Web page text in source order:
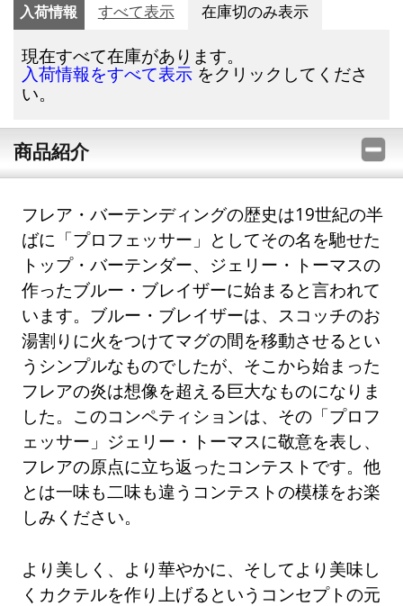
入荷情報 すべて表示 在庫切のみ表示
現在すべて在庫があります。
入荷情報をすべて表示 をクリックしてくださ
い。
商品紹介
フレア・バーテンディングの歴史は19世紀の半
ばに「プロフェッサー」としてその名を馳せた
トップ・バーテンダー、ジェリー・トーマスの
作ったブルー・ブレイザーに始まると言われて
います。ブルー・ブレイザーは、スコッチのお
湯割りに火をつけてマグの間を移動させるとい
うシンプルなものでしたが、そこから始まった
フレアの炎は想像を超える巨大なものになりま
した。このコンペティションは、その「プロフ
ェッサー」ジェリー・トーマスに敬意を表し、
フレアの原点に立ち返ったコンテストです。他
とは一味も二味も違うコンテストの模様をお楽
しみください。
より美しく、より華やかに、そしてより美味し
くカクテルを作り上げるというコンセプトの元